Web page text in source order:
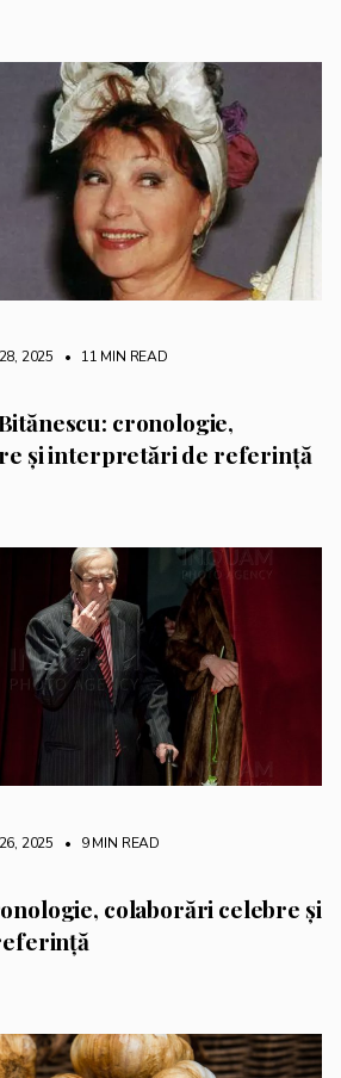
2025 • 11 MIN READ
cronologie,
și interpretări de referință
2025 • 9 MIN READ
colaborări celebre și